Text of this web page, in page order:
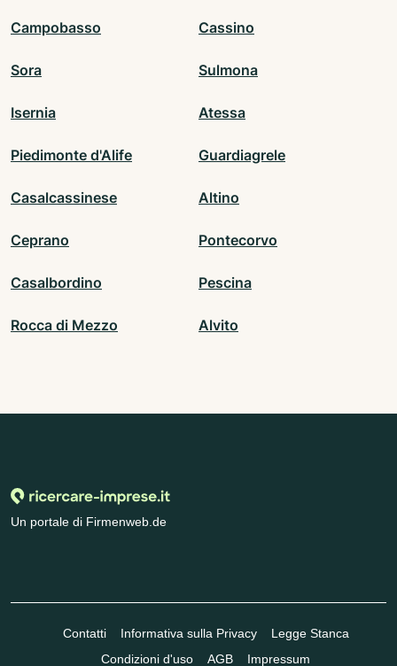
Campobasso Cassino
Sora Sulmona
Isernia Atessa
Piedimonte d'Alife Guardiagrele
Casalcassinese Altino
Ceprano Pontecorvo
Casalbordino Pescina
Rocca di Mezzo Alvito
Un portale di Firmenweb.de
Contatti Informativa sulla Privacy
Legge Stanca
Condizioni d'uso
AGB Impressum